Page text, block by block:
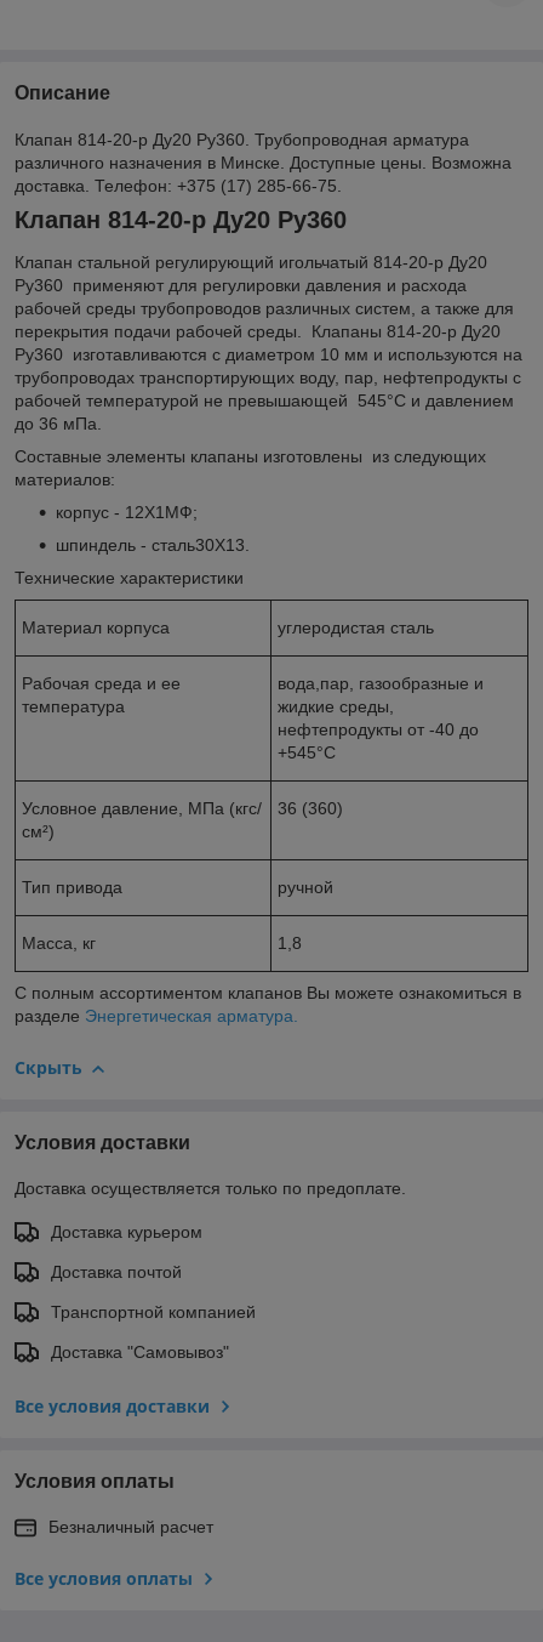
Описание
Клапан 814-20-р Ду20 Ру360. Трубопроводная арматура
различного назначения в Минске. Доступные цены. Возможна
доставка. Телефон: +375 (17) 285-66-75.
Клапан 814-20-р Ду20 Ру360
Клапан стальной регулирующий игольчатый 814-20-р Ду20
Ру360 применяют для регулировки давления и расхода
рабочей среды трубопроводов различных систем, а также для
перекрытия подачи рабочей среды. Клапаны 814-20-р Ду20
Ру360 изготавливаются с диаметром 10 мм и используются на
трубопроводах транспортирующих воду, пар, нефтепродукты с
рабочей температурой не превышающей 545°С и давлением
до 36 мПа.
Составные элементы клапаны изготовлены из следующих
материалов:
корпус - 12Х1МФ;
шпиндель - сталь30Х13.
Технические характеристики
Материал корпуса углеродистая сталь
Рабочая среда и ее
температура
вода,пар, газообразные и
жидкие среды,
нефтепродукты от -40 до
+545°С
Условное давление, МПа (кгс/
см²)
36 (360)
Тип привода ручной
Масса, кг 1,8
С полным ассортиментом клапанов Вы можете ознакомиться в
разделе Энергетическая арматура.
Скрыть
Условия доставки
Доставка осуществляется только по предоплате.
Доставка курьером
Доставка почтой
Транспортной компанией
Доставка "Самовывоз"
Все условия доставки
Условия оплаты
Безналичный расчет
Все условия оплаты